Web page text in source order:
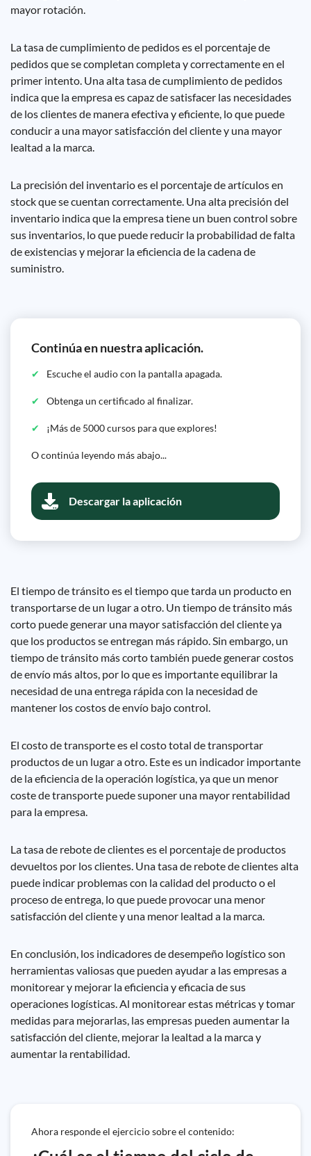
mayor rotación.
La tasa de cumplimiento de pedidos es el porcentaje de
pedidos que se completan completa y correctamente en el
primer intento. Una alta tasa de cumplimiento de pedidos
indica que la empresa es capaz de satisfacer las necesidades
de los clientes de manera efectiva y eficiente, lo que puede
conducir a una mayor satisfacción del cliente y una mayor
lealtad a la marca.
La precisión del inventario es el porcentaje de artículos en
stock que se cuentan correctamente. Una alta precisión del
inventario indica que la empresa tiene un buen control sobre
sus inventarios, lo que puede reducir la probabilidad de falta
de existencias y mejorar la eficiencia de la cadena de
suministro.
Continúa en nuestra aplicación.
Escuche el audio con la pantalla apagada.
Obtenga un certificado al finalizar.
¡Más de 5000 cursos para que explores!
O continúa leyendo más abajo...
Descargar la aplicación
El tiempo de tránsito es el tiempo que tarda un producto en
transportarse de un lugar a otro. Un tiempo de tránsito más
corto puede generar una mayor satisfacción del cliente ya
que los productos se entregan más rápido. Sin embargo, un
tiempo de tránsito más corto también puede generar costos
de envío más altos, por lo que es importante equilibrar la
necesidad de una entrega rápida con la necesidad de
mantener los costos de envío bajo control.
El costo de transporte es el costo total de transportar
productos de un lugar a otro. Este es un indicador importante
de la eficiencia de la operación logística, ya que un menor
coste de transporte puede suponer una mayor rentabilidad
para la empresa.
La tasa de rebote de clientes es el porcentaje de productos
devueltos por los clientes. Una tasa de rebote de clientes alta
puede indicar problemas con la calidad del producto o el
proceso de entrega, lo que puede provocar una menor
satisfacción del cliente y una menor lealtad a la marca.
En conclusión, los indicadores de desempeño logístico son
herramientas valiosas que pueden ayudar a las empresas a
monitorear y mejorar la eficiencia y eficacia de sus
operaciones logísticas. Al monitorear estas métricas y tomar
medidas para mejorarlas, las empresas pueden aumentar la
satisfacción del cliente, mejorar la lealtad a la marca y
aumentar la rentabilidad.
Ahora responde el ejercicio sobre el contenido: